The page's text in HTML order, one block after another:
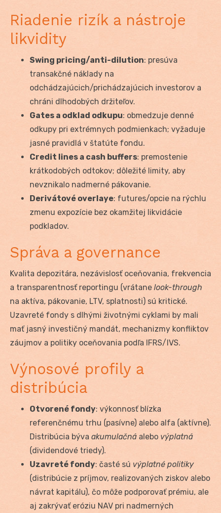
Riadenie rizík a nástroje
likvidity
Swing pricing/anti-dilution: presúva
transakčné náklady na
odchádzajúcich/prichádzajúcich investorov a
chráni dlhodobých držiteľov.
Gates a odklad odkupu: obmedzuje denné
odkupy pri extrémnych podmienkach; vyžaduje
jasné pravidlá v štatúte fondu.
Credit lines a cash buffers: premostenie
krátkodobých odtokov; dôležité limity, aby
nevznikalo nadmerné pákovanie.
Derivátové overlaye: futures/opcie na rýchlu
zmenu expozície bez okamžitej likvidácie
podkladov.
Správa a governance
Kvalita depozitára, nezávislosť oceňovania, frekvencia
a transparentnosť reportingu (vrátane look-through
na aktíva, pákovanie, LTV, splatnosti) sú kritické.
Uzavreté fondy s dlhými životnými cyklami by mali
mať jasný investičný mandát, mechanizmy konfliktov
záujmov a politiky oceňovania podľa IFRS/IVS.
Výnosové profily a
distribúcia
Otvorené fondy: výkonnosť blízka
referenčnému trhu (pasívne) alebo alfa (aktívne).
Distribúcia býva akumulačná alebo výplatná
(dividendové triedy).
Uzavreté fondy: časté sú výplatné politiky
(distribúcie z príjmov, realizovaných ziskov alebo
návrat kapitálu), čo môže podporovať prémiu, ale
aj zakrývať eróziu NAV pri nadmerných